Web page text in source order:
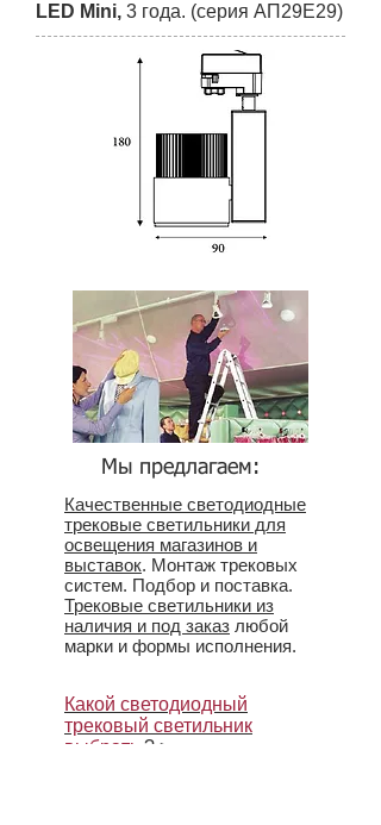
LED Mini, 3 года. (серия АП29Е29)
Мы предлагаем:
Качественные светодиодные
трековые светильники для
освещения магазинов и
выставок. Монтаж трековых
систем. Подбор и поставка.
Трековые светильники из
наличия и под заказ любой
марки и формы исполнения.
Какой светодиодный
трековый светильник
выбрать ? >